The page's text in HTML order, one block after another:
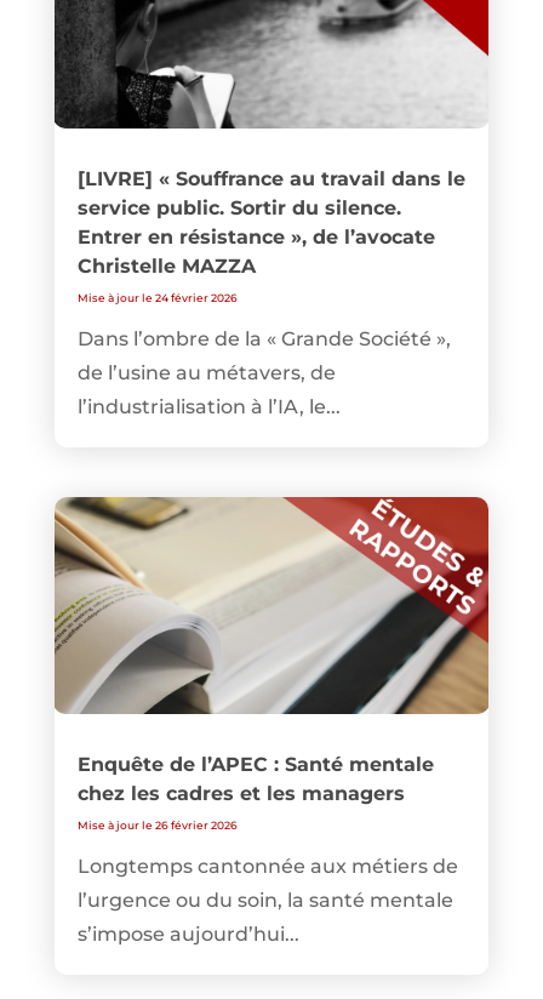
[LIVRE] « Souffrance au travail dans le
service public. Sortir du silence.
Entrer en résistance », de l’avocate
Christelle MAZZA
Mise à jour le 24 février 2026
Dans l’ombre de la « Grande Société »,
de l’usine au métavers, de
l’industrialisation à l’IA, le...
Enquête de l’APEC : Santé mentale
chez les cadres et les managers
Mise à jour le 26 février 2026
Longtemps cantonnée aux métiers de
l’urgence ou du soin, la santé mentale
s’impose aujourd’hui...